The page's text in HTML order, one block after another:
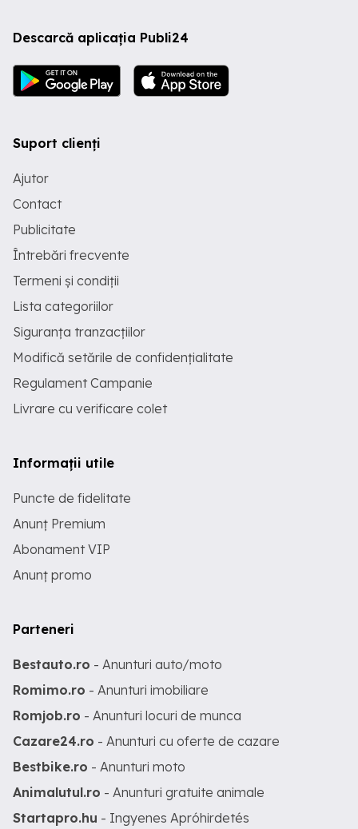
Descarcă aplicația Publi24
Suport clienți
Ajutor
Contact
Publicitate
Întrebări frecvente
Termeni și condiții
Lista categoriilor
Siguranța tranzacțiilor
Modifică setările de confidențialitate
Regulament Campanie
Livrare cu verificare colet
Informații utile
Puncte de fidelitate
Anunț Premium
Abonament VIP
Anunț promo
Parteneri
Bestauto.ro - Anunturi auto/moto
Romimo.ro - Anunturi imobiliare
Romjob.ro - Anunturi locuri de munca
Cazare24.ro - Anunturi cu oferte de cazare
Bestbike.ro - Anunturi moto
Animalutul.ro - Anunturi gratuite animale
Startapro.hu - Ingyenes Apróhirdetés